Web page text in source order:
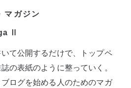
マガジン
Ⅱ
て公開するだけで、トップペ
の表紙のように整っていく。
ログを始める人のためのマガ